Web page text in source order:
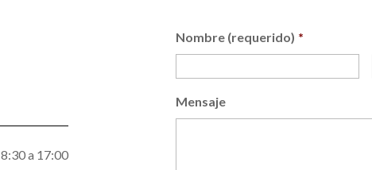
8:30 a 17:00
Nombre (requerido) *
Mensaje